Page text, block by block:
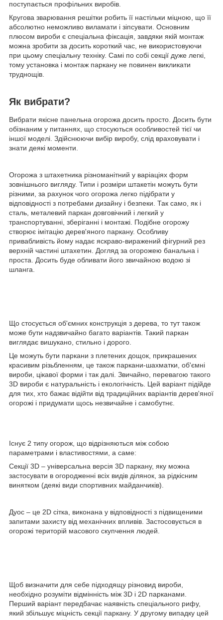
поступається профільних виробів.
Кругова зварювання решітки робить її настільки міцною, що її
абсолютно неможливо виламати і зіпсувати. Основним
плюсом вироби є спеціальна фіксація, завдяки якій монтаж
можна зробити за досить короткий час, не використовуючи
при цьому спеціальну техніку. Самі по собі секції дуже легкі,
тому установка і монтаж паркану не повинен викликати
труднощів.
Як вибрати?
Вибрати якісне панельна огорожа досить просто. Досить бути
обізнаним у питаннях, що стосуються особливостей тієї чи
іншої моделі. Здійснюючи вибір виробу, слід враховувати і
знати деякі моменти.
Огорожа з штахетника різноманітний у варіаціях форм
зовнішнього вигляду. Типи і розміри штакетін можуть бути
різними, за рахунок чого огорожа легко підібрати у
відповідності з потребами дизайну і безпеки. Так само, як і
сталь, металевий паркан довговічний і легкий у
транспортуванні, зберіганні і монтажі. Подібне огорожу
створює імітацію дерев'яного паркану. Особливу
привабливість йому надає яскраво-виражений фігурний рез
верхній частині штахетин. Догляд за огорожею банальна і
проста. Досить буде обливати його звичайною водою зі
шланга.
Що стосується об'ємних конструкція з дерева, то тут також
може бути надзвичайно багато варіантів. Такий паркан
виглядає вишукано, стильно і дорого.
Це можуть бути паркани з плетених дощок, прикрашених
красивим різьбленням, це також паркани-шахматки, об'ємні
вироби, цікавої форми і так далі. Звичайно, перевагою такого
3D вироби є натуральність і екологічність. Цей варіант підійде
для тих, хто бажає відійти від традиційних варіантів дерев'яної
огорожі і придумати щось незвичайне і самобутнє.
Існує 2 типу огорож, що відрізняються між собою
параметрами і властивостями, а саме:
Секції 3D – універсальна версія 3D паркану, яку можна
застосувати в огородженні всіх видів ділянок, за рідкісним
винятком (деякі види спортивних майданчиків).
Дуос – це 2D сітка, виконана у відповідності з підвищеними
запитами захисту від механічних впливів. Застосовується в
огорожі територій масового скупчення людей.
Щоб визначити для себе підходящу різновид вироби,
необхідно розуміти відмінність між 3D і 2D парканами.
Перший варіант передбачає наявність спеціального рифу,
який збільшує міцність секції паркану. У другому випадку цей